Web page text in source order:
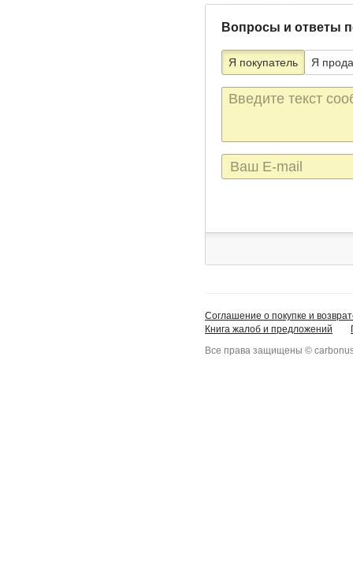
Вопросы и ответы
Я покупатель Я
Текст
сообщения
E-
mail
Соглашение о покупке и
Книга жалоб и предложений
Все права защищены ©